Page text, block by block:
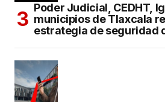
Poder Judicial, CEDHT,
municipios de Tlaxcala
estrategia de seguridad